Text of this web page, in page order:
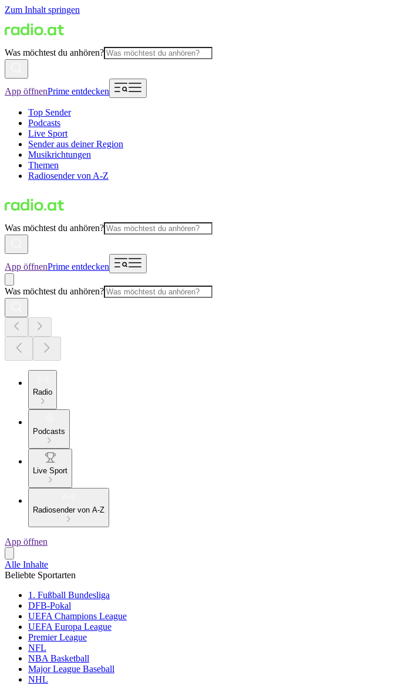
Zum Inhalt springen
Was möchtest du anhören?
App öffnenPrime entdecken
Top Sender
Podcasts
Live Sport
Sender aus deiner Region
Musikrichtungen
Themen
Radiosender von A-Z
Was möchtest du anhören?
App öffnenPrime entdecken
Was möchtest du anhören?
Radio
Podcasts
Live Sport
Radiosender von A-Z
App öffnen
Alle Inhalte
Beliebte Sportarten
1. Fußball Bundesliga
DFB-Pokal
UEFA Champions League
UEFA Europa League
Premier League
NFL
NBA Basketball
Major League Baseball
NHL